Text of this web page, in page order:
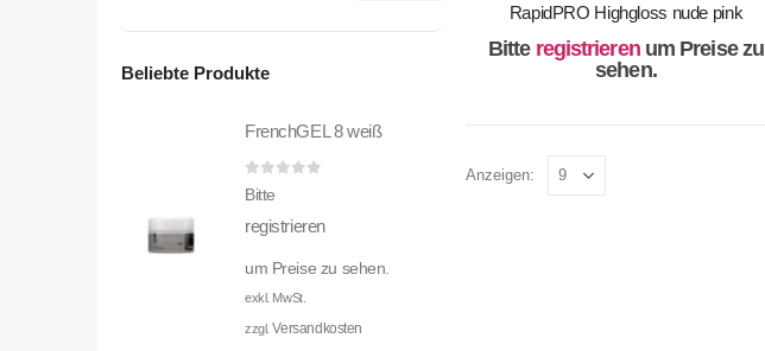
RapidPRO Highgloss nude pink
Bitte registrieren um Preise zu
sehen.
Anzeigen:
Beliebte Produkte
FrenchGEL 8 weiß
0out of 5
Bitte
registrieren
um Preise zu sehen.
exkl. MwSt.
zzgl.Versandkosten